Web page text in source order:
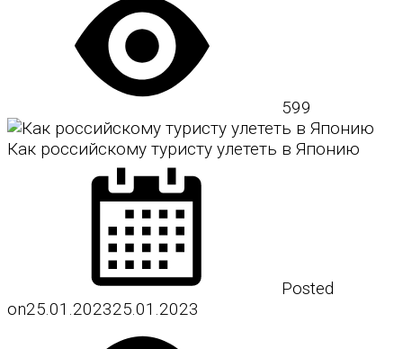
599
Как российскому туристу улететь в Японию
Posted
on25.01.202325.01.2023